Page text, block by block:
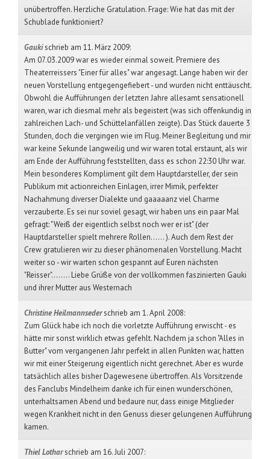
unübertroffen. Herzliche Gratulation. Frage: Wie hat das mit der
Schublade funktioniert?
Gaukischrieb am 11. März 2009:
Am 07.03.2009 war es wieder einmal soweit. Premiere des
Theaterreissers "Einer für alles" war angesagt. Lange haben wir der
neuen Vorstellung entgegengefiebert - und wurden nicht enttäuscht.
Obwohl die Aufführungen der letzten Jahre allesamt sensationell
waren, war ich diesmal mehr als begeistert (was sich offenkundig in
zahlreichen Lach- und Schüttelanfällen zeigte). Das Stück dauerte 3
Stunden, doch die vergingen wie im Flug. Meiner Begleitung und mir
war keine Sekunde langweilig und wir waren total erstaunt, als wir
am Ende der Aufführung feststellten, dass es schon 22:30 Uhr war.
Mein besonderes Kompliment gilt dem Hauptdarsteller, der sein
Publikum mit actionreichen Einlagen, irrer Mimik, perfekter
Nachahmung diverser Dialekte und gaaaaanz viel Charme
verzauberte. Es sei nur soviel gesagt, wir haben uns ein paar Mal
gefragt: "Weiß der eigentlich selbst noch wer er ist" (der
Hauptdarsteller spielt mehrere Rollen...... ). Auch dem Rest der
Crew gratulieren wir zu dieser phänomenalen Vorstellung. Macht
weiter so - wir warten schon gespannt auf Euren nächsten
"Reisser"........ Liebe Grüße von der vollkommen faszinierten Gauki
und ihrer Mutter aus Westernach
Christine Heilmannsederschrieb am 1. April 2008:
Zum Glück habe ich noch die vorletzte Aufführung erwischt - es
hätte mir sonst wirklich etwas gefehlt. Nachdem ja schon "Alles in
Butter" vom vergangenen Jahr perfekt in allen Punkten war, hatten
wir mit einer Steigerung eigentlich nicht gerechnet. Aber es wurde
tatsächlich alles bisher Dagewesene übertroffen. Als Vorsitzende
des Fanclubs Mindelheim danke ich für einen wunderschönen,
unterhaltsamen Abend und bedaure nur, dass einige Mitglieder
wegen Krankheit nicht in den Genuss dieser gelungenen Aufführung
kamen.
Thiel Lotharschrieb am 16. Juli 2007: